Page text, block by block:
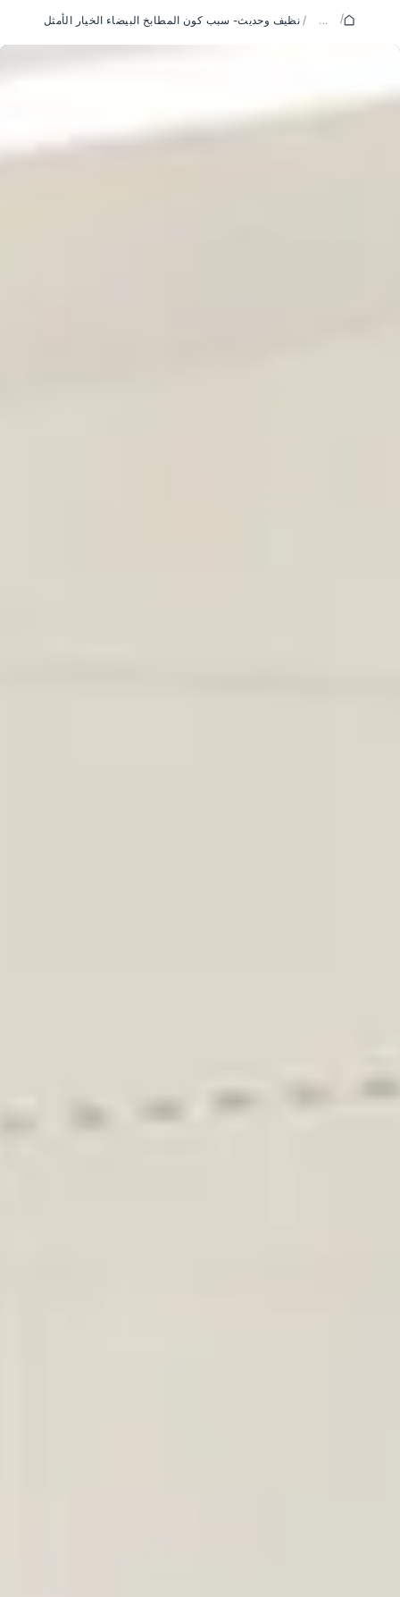
/
...
/ نظيف وحديث- سبب كون المطابخ البيضاء الخيار الأمثل